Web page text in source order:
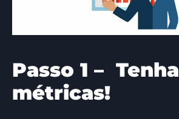
Passo 1 – Tenha
métricas!